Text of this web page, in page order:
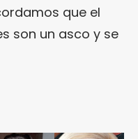
que el
son un asco y se